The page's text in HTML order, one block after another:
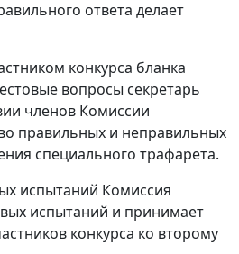
ответа делает
конкурса бланка
вопросы секретарь
членов Комиссии
правильных и неправильных
специального трафарета.
испытаний Комиссия
испытаний и принимает
конкурса ко второму